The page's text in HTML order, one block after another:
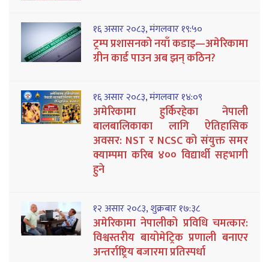
१६ असार २०८३, मंगलवार १९:५०
ट्रम्प प्रशासनको नयाँ कडाइ—अमेरिकामा
ग्रीन कार्ड पाउन अब झन् कठिन?
१६ असार २०८३, मंगलवार १४:०९
अमेरिकामा हुर्किरहेका नेपाली
बालबालिकाका लागि ऐतिहासिक
अवसर: NST र NCSC को संयुक्त समर
क्याम्पमा करिब ४०० विद्यार्थी सहभागी
हुने
१२ असार २०८३, शुक्रबार १७:३८
अमेरिकामा नेपालीको प्रविधि चमत्कार:
विश्वस्तरीय बायोमेट्रिक प्रणाली बनाएर
अन्तर्राष्ट्रिय बजारमा प्रतिस्पर्धा